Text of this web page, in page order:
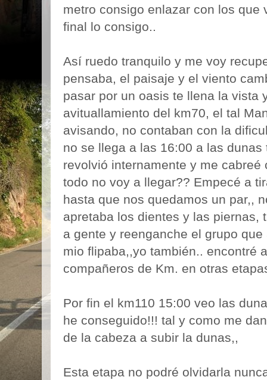
metro consigo enlazar con los que
final lo consigo..
Así ruedo tranquilo y me voy
pensaba, el paisaje y el viento
pasar por un oasis te llena la vista
avituallamiento del km70, el tal
avisando, no contaban con la
no se llega a las 16:00 a las
revolvió internamente y me
todo no voy a llegar?? Empecé a
hasta que nos quedamos un par,,
apretaba los dientes y las piernas,
a gente y reenganche el grupo
mio flipaba,,yo también.. encontré
compañeros de Km. en otras
Por fin el km110 15:00 veo las
he conseguido!!! tal y como me
de la cabeza a subir la dunas,,
Esta etapa no podré olvidarla